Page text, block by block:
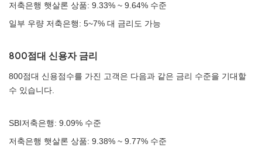
저축은행 햇살론 상품: 9.33% ~ 9.64% 수준
일부 우량 저축은행: 5~7% 대 금리도 가능
800점대 신용자 금리
800점대 신용점수를 가진 고객은 다음과 같은 금리 수준을 기대할
수 있습니다.
SBI저축은행: 9.09% 수준
저축은행 햇살론 상품: 9.38% ~ 9.77% 수준